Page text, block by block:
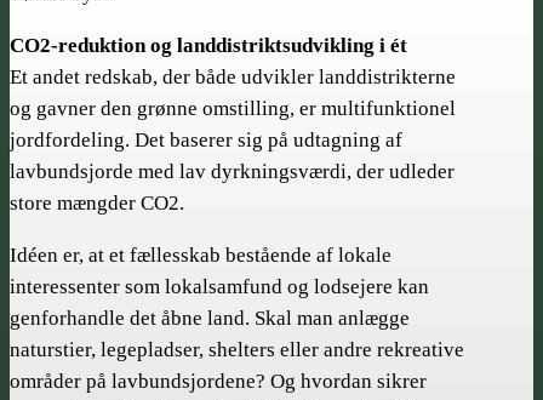
CO2-reduktion og landdistrikts­udvikling i ét
Et andet redskab, der både udvikler landdistrikterne
og gavner den grønne omstilling, er multifunktionel
jordfordeling. Det baserer sig på udtagning af
lavbundsjorde med lav dyrkningsværdi, der udleder
store mængder CO2.
Idéen er, at et fællesskab bestående af lokale
interessenter som lokalsamfund og lodsejere kan
genforhandle det åbne land. Skal man anlægge
naturstier, legepladser, shelters eller andre rekreative
områder på lavbundsjordene? Og hvordan sikrer